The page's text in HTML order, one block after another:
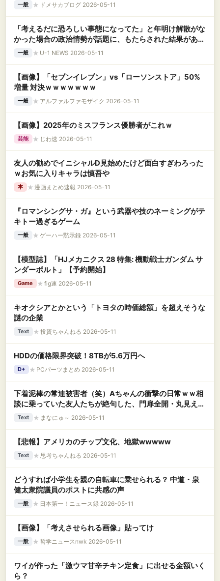
一般 ★ ドメサカブログ 2026-05-11
「考えるだに恐ろしい事態になってた」と年明け解散がな
かった場合の政治情勢が話題に、もたらされた結果があま
りにも最善で……
一般 ★ U-1 NEWS 2026-05-11
【画像】「セブンイレブン」vs「ローソンストア」50%
増量 対決ｗｗｗｗｗｗｗ
一般 ★ アルファルファモザイク 2026-05-11
【画像】2025年のミスフランス優勝者がこれｗ
芸能 ★ じわ速 2026-05-11
友人の勧めでイニシャルD見始めたけど面白すぎわろった
ｗお気に入りキャラは慎吾や
本 ★ 漫画まとめ速報 2026-05-11
『ロマンシングサ・ガ』という武器や技のネーミングがテ
キトー過ぎるゲーム
一般 ★ ゲーハー黙示録 2026-05-11
【模型誌】「HJメカニクス 28 特集: 機動戦士ガンダム サ
ンダーボルト」【予約開始】
Game ★ fig速 2026-05-11
キオクシアとかという「トヨタの時価総額」を超えそうな
謎の企業
Text ★ 投資ちゃんねる 2026-05-11
HDDの価格限界突破！8TBが5.6万円へ
D+ ★ PCパーツまとめ 2026-05-11
下着泥棒の常連被害者（笑）Aちゃんの衝撃の日常ｗｗ相
談に乗っていた友人たちが絶句した、門扉全開・丸見えカ
ーポートでの『下着干し』←何を思ってそこに干したの
Text ★ まなにゅ～ 2026-05-11
【悲報】アメリカのチップ文化、地獄wwwww
Text ★ 思考ちゃんねる 2026-05-11
どうすれば小学生を親の自転車に乗せられる？ 中道・泉
健太衆院議員のポストに共感の声
一般 ★ 日本第一！ニュース録 2026-05-11
【画像】「考えさせられる画像」貼ってけ
一般 ★ 哲学ニュースnwk 2026-05-11
ワイが作った「激ウマ甘辛チキン定食」に出せる金額いく
ら？